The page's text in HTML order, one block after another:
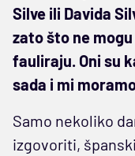
Silve ili Davida
zato što ne
fauliraju. Oni su
sada i mi
Samo nekoliko
izgovoriti,